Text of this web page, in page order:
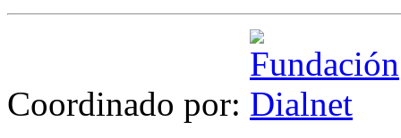
Coordinado por: